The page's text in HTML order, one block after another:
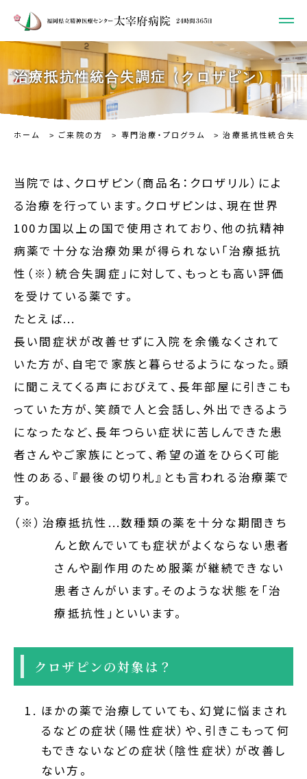
治療抵抗性統合失調症（クロザピン）
ホーム ご来院の方 専門治療・プログラム 治療抵抗性統合失調
当院では、クロザピン（商品名：クロザリル）によ
る治療を行っています。クロザピンは、現在世界
100カ国以上の国で使用されており、他の抗精神
病薬で十分な治療効果が得られない「治療抵抗
性（※）統合失調症」に対して、もっとも高い評価
を受けている薬です。
たとえば...
長い間症状が改善せずに入院を余儀なくされて
いた方が、自宅で家族と暮らせるようになった。頭
に聞こえてくる声におびえて、長年部屋に引きこも
っていた方が、笑顔で人と会話し、外出できるよう
になったなど、長年つらい症状に苦しんできた患
者さんやご家族にとって、希望の道をひらく可能
性のある、『最後の切り札』とも言われる治療薬で
す。
（※）治療抵抗性...数種類の薬を十分な期間きち
んと飲んでいても症状がよくならない患者
さんや副作用のため服薬が継続できない
患者さんがいます。そのような状態を「治
療抵抗性」といいます。
クロザピンの対象は？
ほかの薬で治療していても、幻覚に悩まされ
るなどの症状（陽性症状）や、引きこもって何
もできないなどの症状（陰性症状）が改善し
ない方。